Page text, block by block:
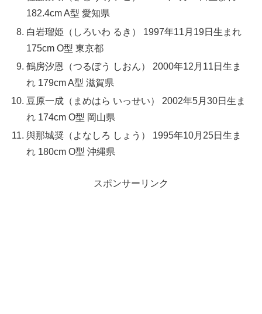
182.4cm A型 愛知県
白岩瑠姫（しろいわ るき） 1997年11月19日生まれ
175cm O型 東京都
鶴房汐恩（つるぼう しおん） 2000年12月11日生ま
れ 179cm A型 滋賀県
豆原一成（まめはら いっせい） 2002年5月30日生ま
れ 174cm O型 岡山県
與那城奨（よなしろ しょう） 1995年10月25日生ま
れ 180cm O型 沖縄県
スポンサーリンク